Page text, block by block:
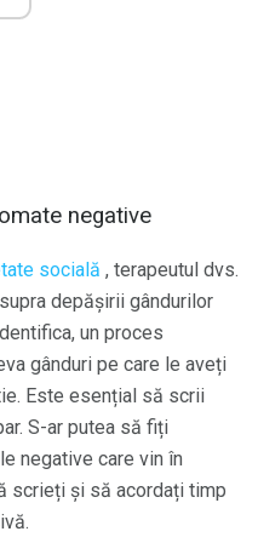
negative
socială , terapeutul dvs.
depășirii gândurilor
un proces
gânduri pe care le aveți
Este esențial să scrii
S-ar putea să fiți
negative care vin în
scrieți și să acordați timp